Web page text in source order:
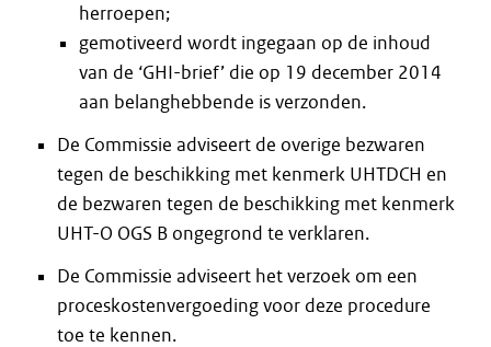
herroepen;
gemotiveerd wordt ingegaan op de inhoud
van de ‘GHI-brief’ die op 19 december 2014
aan belanghebbende is verzonden.
De Commissie adviseert de overige bezwaren
tegen de beschikking met kenmerk UHTDCH en
de bezwaren tegen de beschikking met kenmerk
UHT-O OGS B ongegrond te verklaren.
De Commissie adviseert het verzoek om een
proceskostenvergoeding voor deze procedure
toe te kennen.